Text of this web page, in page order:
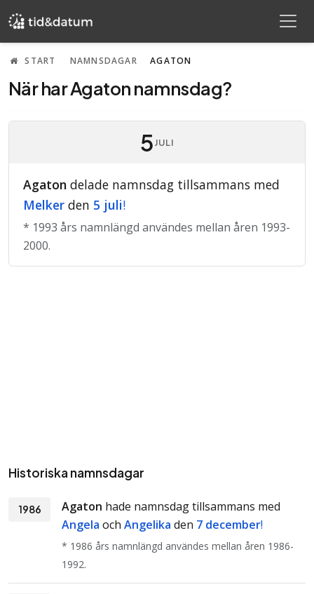
START NAMNSDAGAR AGATON
När har Agaton namnsdag?
5JULI
Agaton delade namnsdag tillsammans med
Melker den 5 juli!
* 1993 års namnlängd användes mellan åren 1993-
2000.
Historiska namnsdagar
1986 Agaton hade namnsdag tillsammans med
Angela och Angelika den 7 december!
* 1986 års namnlängd användes mellan åren 1986-
1992.